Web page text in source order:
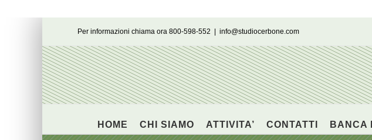
Per informazioni chiama ora 800-598-552 info@studiocerbone.com
HOME CHI SIAMO ATTIVITA’ CONTATTI BANCA